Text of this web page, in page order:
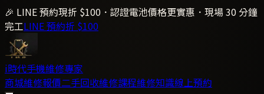
🎉 LINE 預約現折 $100．認證電池價格更實惠．現場 30 分鐘
完工LINE 預約折 $100
i時代手機維修專家
商城維修報價二手回收維修課程維修知識線上預約